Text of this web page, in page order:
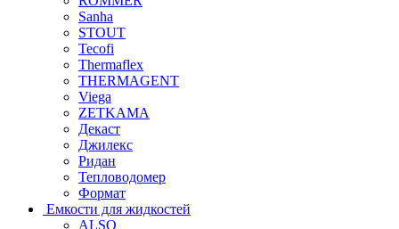
Sanha
STOUT
Tecofi
Thermaflex
THERMAGENT
Viega
ZETKAMA
Декаст
Джилекс
Ридан
Тепловодомер
Формат
Емкости для жидкостей
ALSO